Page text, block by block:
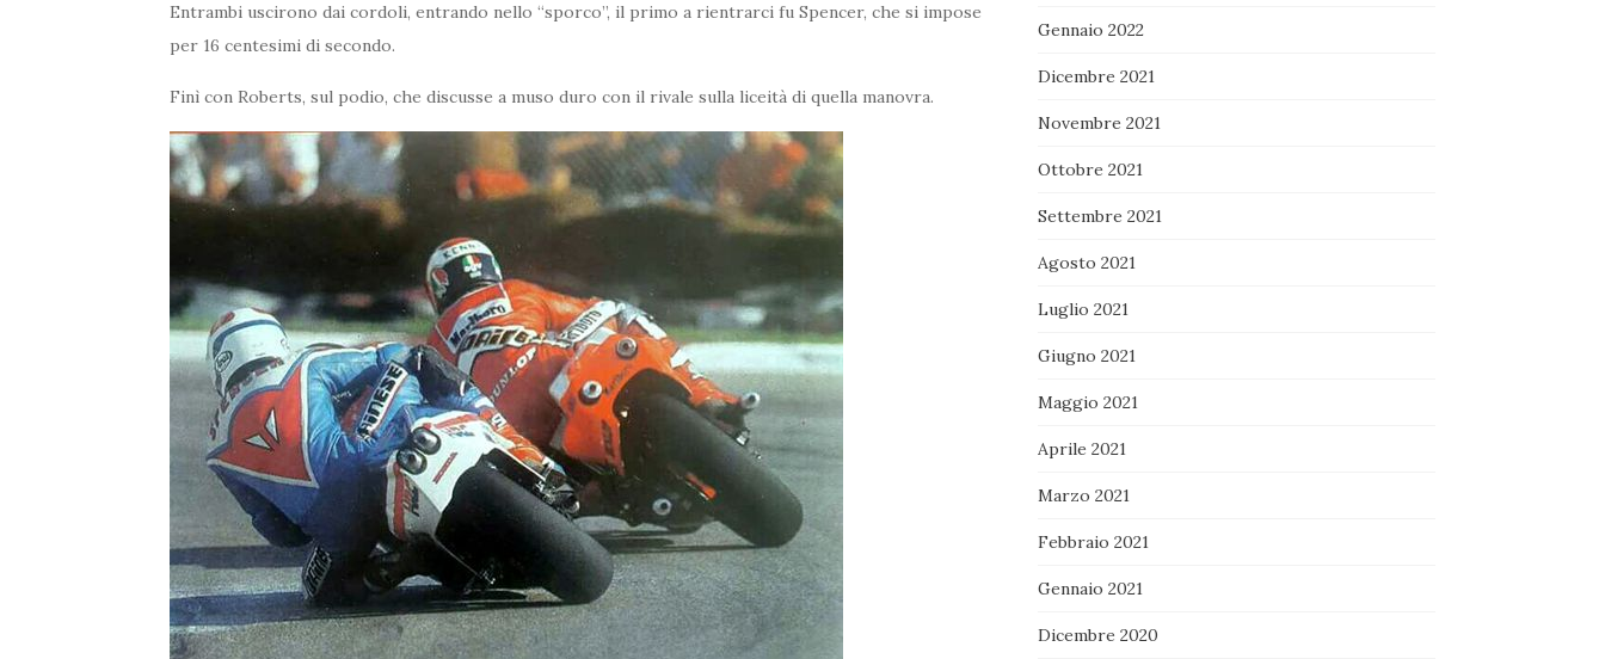
Entrambi uscirono dai cordoli, entrando nello “sporco”, il primo a rientrarci fu Spencer, che si impose
per 16 centesimi di secondo.
Finì con Roberts, sul podio, che discusse a muso duro con il rivale sulla liceità di quella manovra.
Gennaio 2022
Dicembre 2021
Novembre 2021
Ottobre 2021
Settembre 2021
Agosto 2021
Luglio 2021
Giugno 2021
Maggio 2021
Aprile 2021
Marzo 2021
Febbraio 2021
Gennaio 2021
Dicembre 2020